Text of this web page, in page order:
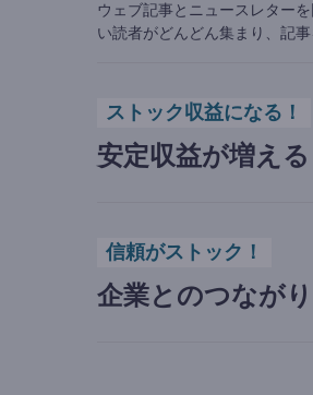
ウェブ記事とニュースレター
い読者がどんどん集まり、記
ストック収益になる！
安定収益が増える
信頼がストック！
企業とのつなが